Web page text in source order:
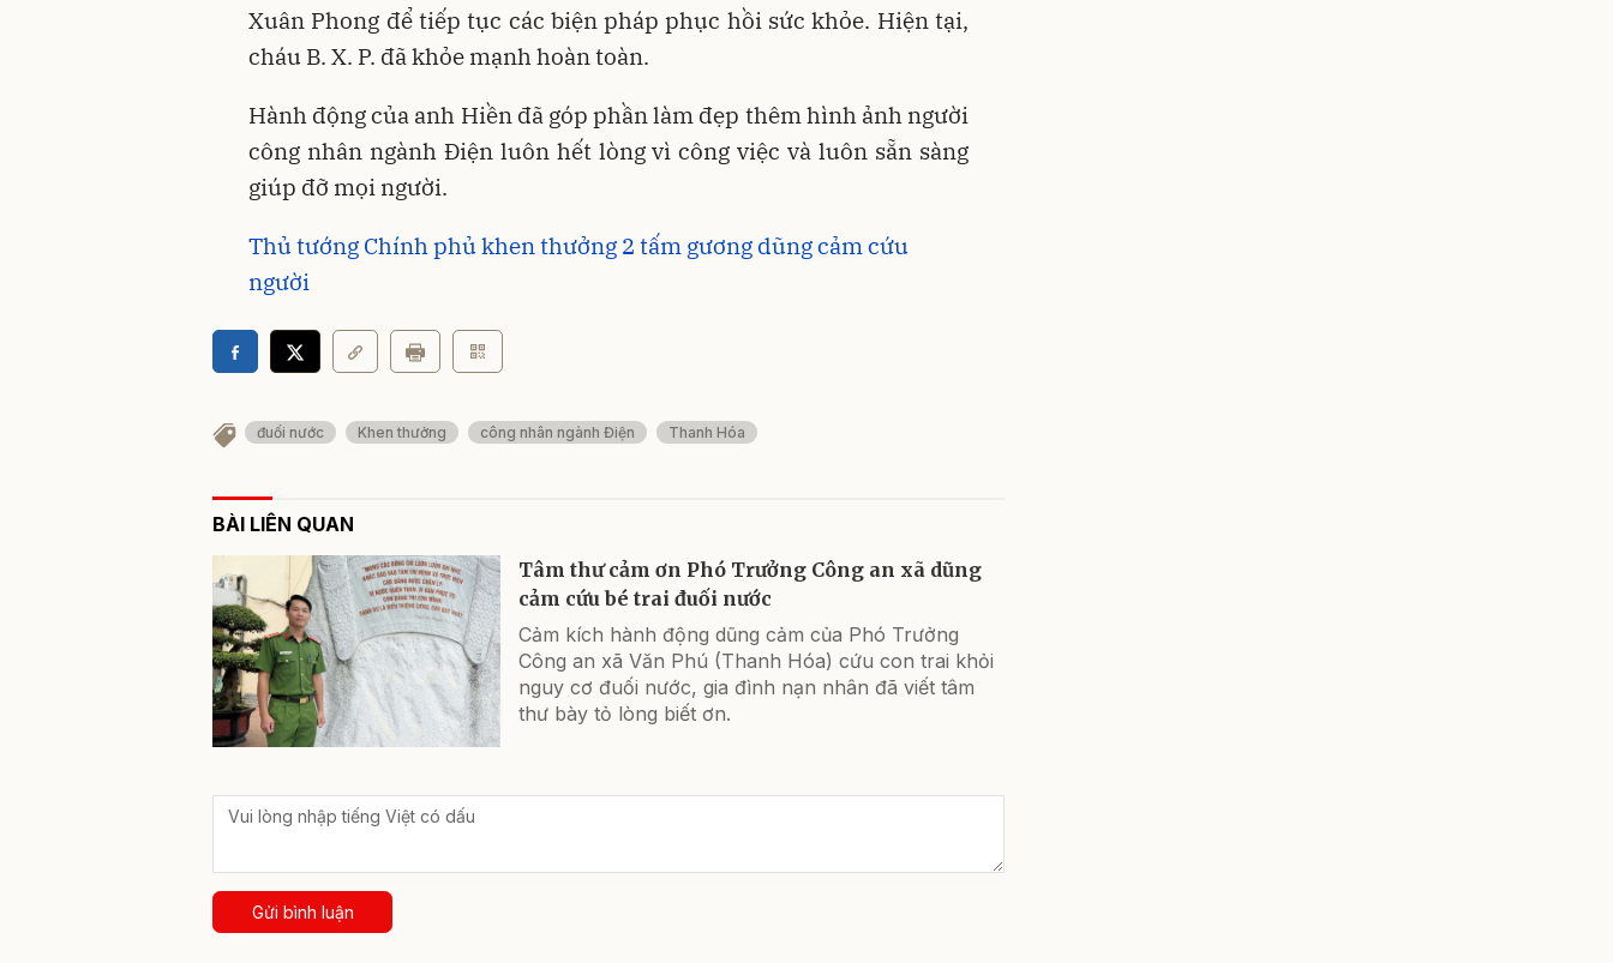
Xuân Phong để tiếp tục các biện pháp phục hồi sức khỏe. Hiện tại,
cháu B. X. P. đã khỏe mạnh hoàn toàn.
Hành động của anh Hiền đã góp phần làm đẹp thêm hình ảnh người
công nhân ngành Điện luôn hết lòng vì công việc và luôn sẵn sàng
giúp đỡ mọi người.
Thủ tướng Chính phủ khen thưởng 2 tấm gương dũng cảm cứu
người
đuối nước Khen thưởng công nhân ngành Điện Thanh Hóa
BÀI LIÊN QUAN
Tâm thư cảm ơn Phó Trưởng Công an xã dũng
cảm cứu bé trai đuối nước
Cảm kích hành động dũng cảm của Phó Trưởng
Công an xã Văn Phú (Thanh Hóa) cứu con trai khỏi
nguy cơ đuối nước, gia đình nạn nhân đã viết tâm
thư bày tỏ lòng biết ơn.
Gửi bình luận